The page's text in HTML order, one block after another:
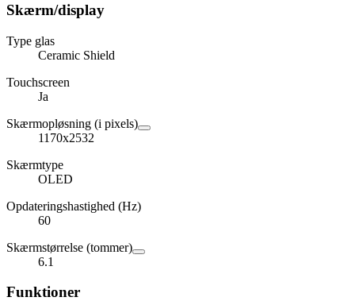
Skærm/display
Type glas
Ceramic Shield
Touchscreen
Ja
Skærmopløsning (i pixels)
1170x2532
Skærmtype
OLED
Opdateringshastighed (Hz)
60
Skærmstørrelse (tommer)
6.1
Funktioner